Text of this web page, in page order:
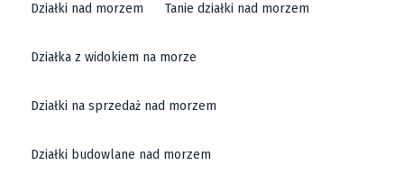
Działki nad morzem Tanie działki nad morzem
Działka z widokiem na morze
Działki na sprzedaż nad morzem
Działki budowlane nad morzem